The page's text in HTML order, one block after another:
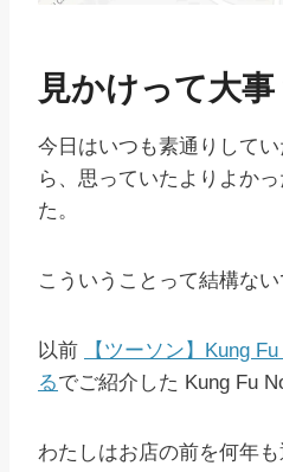
見かけって大事
今日はいつも素通りして
ら、思っていたよりよか
た。
こういうことって結構ない
以前
【ツーソン】Kung
るでご紹介した Kung Fu
わたしはお店の前を何年